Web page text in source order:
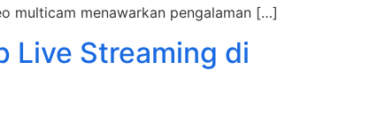
multicam menawarkan pengalaman […]
Live Streaming di